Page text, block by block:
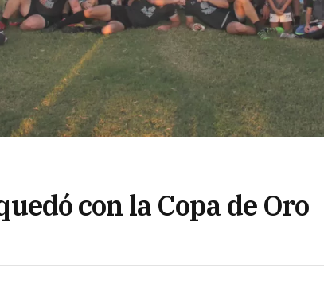
con la Copa de Oro